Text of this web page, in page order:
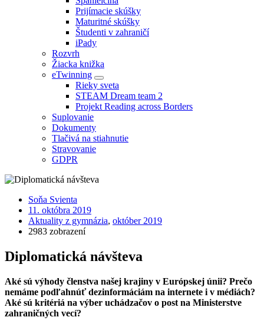
Prijímacie skúšky
Maturitné skúšky
Študenti v zahraničí
iPady
Rozvrh
Žiacka knižka
eTwinning
Rieky sveta
STEAM Dream team 2
Projekt Reading across Borders
Suplovanie
Dokumenty
Tlačivá na stiahnutie
Stravovanie
GDPR
Soňa Svienta
11. októbra 2019
Aktuality z gymnázia, október 2019
2983 zobrazení
Diplomatická návšteva
Aké sú výhody členstva našej krajiny v Európskej únii? Prečo
nemáme podľahnúť dezinformáciám na internete i v médiách?
Aké sú kritériá na výber uchádzačov o post na Ministerstve
zahraničných vecí?